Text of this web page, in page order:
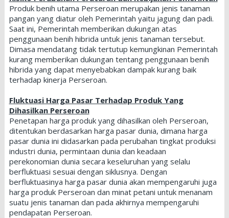
Produk benih utama Perseroan merupakan jenis tanaman
pangan yang diatur oleh Pemerintah yaitu jagung dan padi.
Saat ini, Pemerintah memberikan dukungan atas
penggunaan benih hibrida untuk jenis tanaman tersebut.
Dimasa mendatang tidak tertutup kemungkinan Pemerintah
kurang memberikan dukungan tentang penggunaan benih
hibrida yang dapat menyebabkan dampak kurang baik
terhadap kinerja Perseroan.
Fluktuasi Harga Pasar Terhadap Produk Yang
Dihasilkan Perseroan
Penetapan harga produk yang dihasilkan oleh Perseroan,
ditentukan berdasarkan harga pasar dunia, dimana harga
pasar dunia ini didasarkan pada perubahan tingkat produksi
industri dunia, permintaan dunia dan keadaan
perekonomian dunia secara keseluruhan yang selalu
berfluktuasi sesuai dengan siklusnya. Dengan
berfluktuasinya harga pasar dunia akan mempengaruhi juga
harga produk Perseroan dan minat petani untuk menanam
suatu jenis tanaman dan pada akhirnya mempengaruhi
pendapatan Perseroan.